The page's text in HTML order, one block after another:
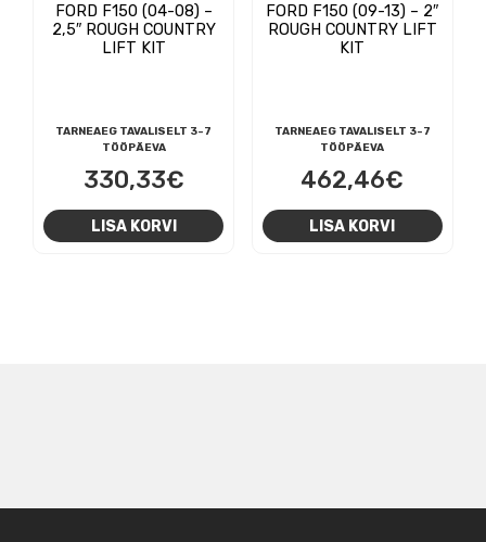
FORD F150 (04-08) –
2,5″ ROUGH COUNTRY
LIFT KIT
TARNEAEG TAVALISELT 3-7
TÖÖPÄEVA
330,33€
LISA KORVI
FORD F150 (09-13) – 2″
ROUGH COUNTRY LIFT
KIT
TARNEAEG TAVALISELT 3-7
TÖÖPÄEVA
462,46€
LISA KORVI